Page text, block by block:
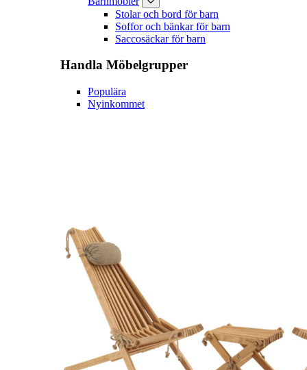
Stolar och bord för barn
Soffor och bänkar för barn
Saccosäckar för barn
Handla Möbelgrupper
Populära
Nyinkommet